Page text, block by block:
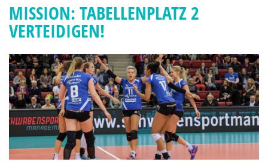
MISSION: TABELLENPLATZ 2
VERTEIDIGEN!